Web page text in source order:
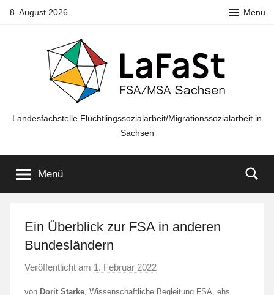
Zum8. August 2026 Menü
LaFaSt
FSA/MSA
Sachsen
Landesfachstelle Flüchtlingssozialarbeit/Migrationssozialarbeit in
Sachsen
Menü
Ein Überblick zur FSA in anderen
Bundesländern
Veröffentlicht am 1. Februar 2022
von Dorit Starke , Wissenschaftliche Begleitung FSA, ehs